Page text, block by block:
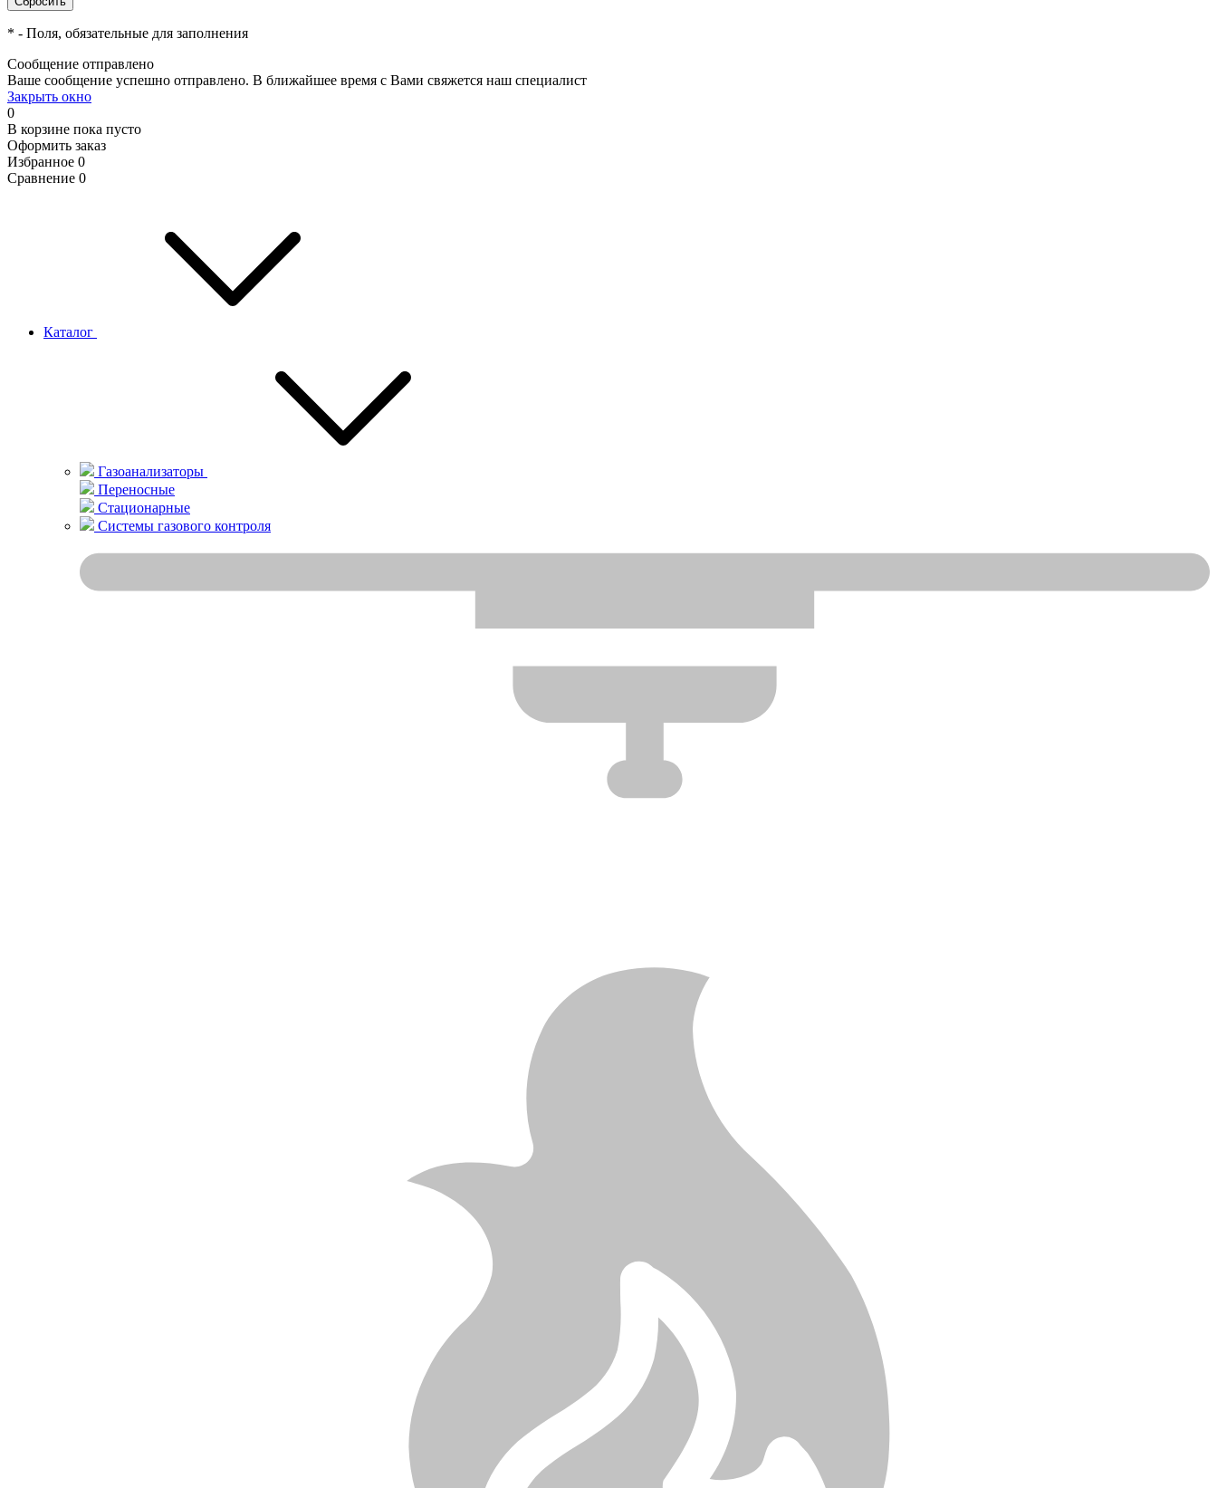
* - Поля, обязательные для заполнения
Сообщение отправлено
Ваше сообщение успешно отправлено. В ближайшее время с Вами свяжется наш специалист
Закрыть окно
0
В корзине пока пусто
Оформить заказ
Избранное 0
Сравнение 0
Каталог
Газоанализаторы
Переносные
Стационарные
Системы газового контроля